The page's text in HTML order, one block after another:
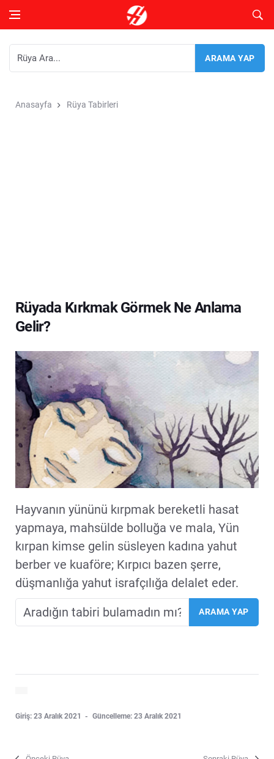
Anasayfa Rüya Tabirleri
Rüyada Kırkmak Görmek Ne Anlama
Gelir?
Hayvanın yününü kırpmak bereketli hasat
yapmaya, mahsülde bolluğa ve mala, Yün
kırpan kimse gelin süsleyen kadına yahut
berber ve kuaföre; Kırpıcı bazen şerre,
düşmanlığa yahut israfçılığa delalet eder.
Giriş: 23 Aralık 2021 Güncelleme: 23 Aralık 2021